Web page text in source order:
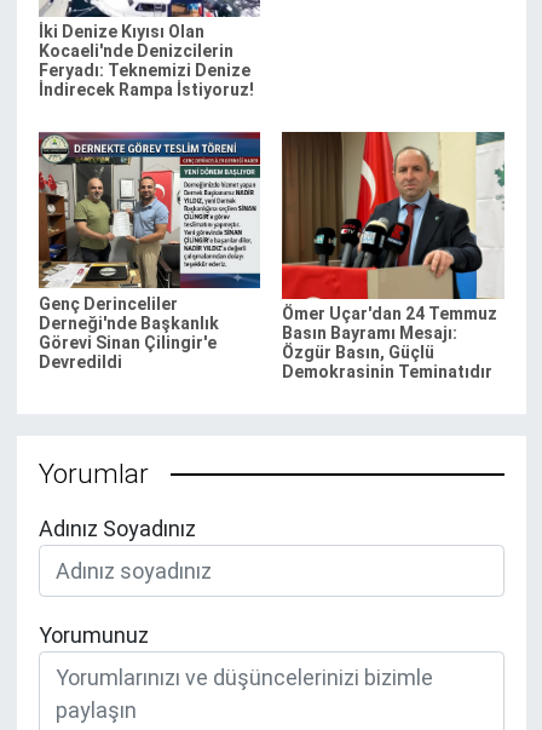
İki Denize Kıyısı Olan
Kocaeli'nde Denizcilerin
Feryadı: Teknemizi Denize
İndirecek Rampa İstiyoruz!
Genç Derinceliler
Derneği'nde Başkanlık
Görevi Sinan Çilingir'e
Devredildi
Ömer Uçar'dan 24 Temmuz
Basın Bayramı Mesajı:
Özgür Basın, Güçlü
Demokrasinin Teminatıdır
Yorumlar
Adınız Soyadınız
Yorumunuz